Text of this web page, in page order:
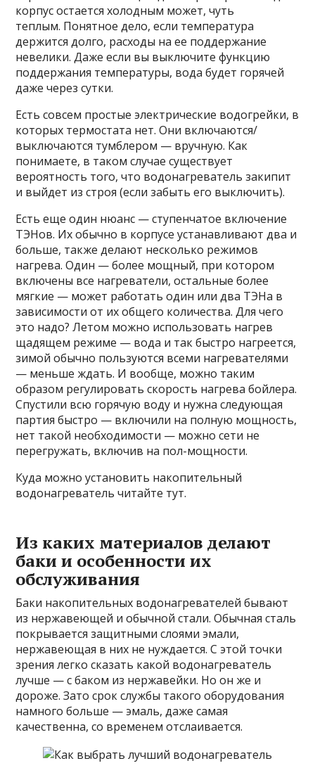
корпус остается холодным может, чуть
теплым. Понятное дело, если температура
держится долго, расходы на ее поддержание
невелики. Даже если вы выключите функцию
поддержания температуры, вода будет горячей
даже через сутки.
Есть совсем простые электрические водогрейки, в
которых термостата нет. Они включаются/
выключаются тумблером — вручную. Как
понимаете, в таком случае существует
вероятность того, что водонагреватель закипит
и выйдет из строя (если забыть его выключить).
Есть еще один нюанс — ступенчатое включение
ТЭНов. Их обычно в корпусе устанавливают два и
больше, также делают несколько режимов
нагрева. Один — более мощный, при котором
включены все нагреватели, остальные более
мягкие — может работать один или два ТЭНа в
зависимости от их общего количества. Для чего
это надо? Летом можно использовать нагрев
щадящем режиме — вода и так быстро нагреется,
зимой обычно пользуются всеми нагревателями
— меньше ждать. И вообще, можно таким
образом регулировать скорость нагрева бойлера.
Спустили всю горячую воду и нужна следующая
партия быстро — включили на полную мощность,
нет такой необходимости — можно сети не
перегружать, включив на пол-мощности.
Куда можно установить накопительный
водонагреватель читайте тут.
Из каких материалов делают
баки и особенности их
обслуживания
Баки накопительных водонагревателей бывают
из нержавеющей и обычной стали. Обычная сталь
покрывается защитными слоями эмали,
нержавеющая в них не нуждается. С этой точки
зрения легко сказать какой водонагреватель
лучше — с баком из нержавейки. Но он же и
дороже. Зато срок службы такого оборудования
намного больше — эмаль, даже самая
качественна, со временем отслаивается.